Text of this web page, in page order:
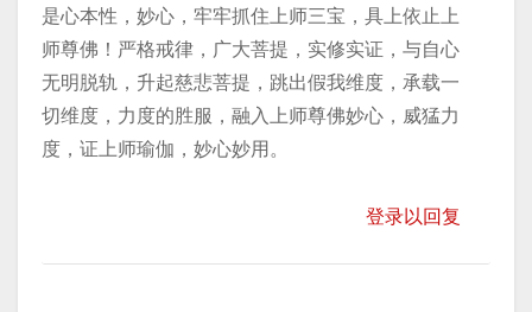
是心本性，妙心，牢牢抓住上师三宝，具上依止上
师尊佛！严格戒律，广大菩提，实修实证，与自心
无明脱轨，升起慈悲菩提，跳出假我维度，承载一
切维度，力度的胜服，融入上师尊佛妙心，威猛力
度，证上师瑜伽，妙心妙用。
登录以回复